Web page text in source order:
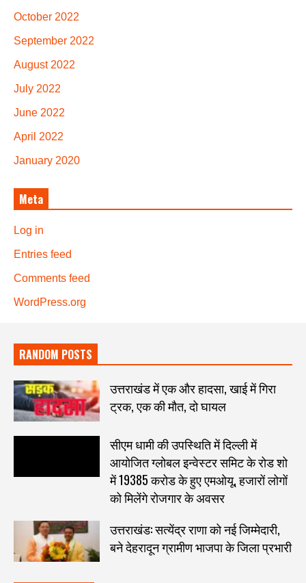
October 2022
September 2022
August 2022
July 2022
June 2022
April 2022
January 2020
Meta
Log in
Entries feed
Comments feed
WordPress.org
RANDOM POSTS
उत्तराखंड में एक और हादसा, खाई में गिरा
ट्रक, एक की मौत, दो घायल
सीएम धामी की उपस्थिति में दिल्ली में
आयोजित ग्लोबल इन्वेस्टर समिट के रोड शो
में 19385 करोड के हुए एमओयू, हजारों लोगों
को मिलेंगे रोजगार के अवसर
उत्तराखंड: सत्येंद्र राणा को नई जिम्मेदारी,
बने देहरादून ग्रामीण भाजपा के जिला प्रभारी